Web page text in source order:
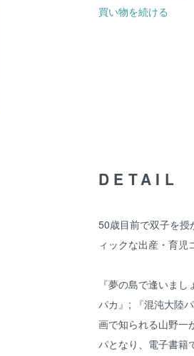
買い物を続ける
DETAIL
50歳目前で双子を授
ィックな出産・育児
『夢の島で逢いま
パカ』; 『混沌大陸
画で知られる山野一
パとなり、電子書籍